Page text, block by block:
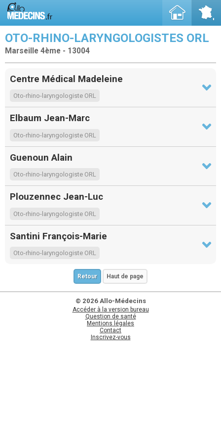
OTO-RHINO-LARYNGOLOGISTES ORL
Marseille 4ème - 13004
Centre Médical Madeleine
Oto-rhino-laryngologiste ORL
Elbaum Jean-Marc
Oto-rhino-laryngologiste ORL
Guenoun Alain
Oto-rhino-laryngologiste ORL
Plouzennec Jean-Luc
Oto-rhino-laryngologiste ORL
Santini François-Marie
Oto-rhino-laryngologiste ORL
Retour Haut de page
© 2026 Allo-Médecins
Accéder à la version bureau
Question de santé
Mentions légales
Contact
Inscrivez-vous